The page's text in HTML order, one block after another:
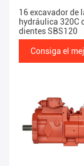
16 excavador de
hydráulica 320C
dientes SBS120
Consiga el